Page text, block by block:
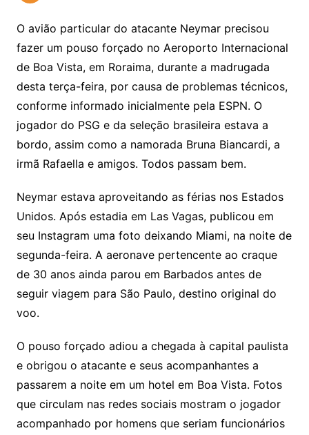
O avião particular do atacante Neymar precisou
fazer um pouso forçado no Aeroporto Internacional
de Boa Vista, em Roraima, durante a madrugada
desta terça-feira, por causa de problemas técnicos,
conforme informado inicialmente pela ESPN. O
jogador do PSG e da seleção brasileira estava a
bordo, assim como a namorada Bruna Biancardi, a
irmã Rafaella e amigos. Todos passam bem.
Neymar estava aproveitando as férias nos Estados
Unidos. Após estadia em Las Vagas, publicou em
seu Instagram uma foto deixando Miami, na noite de
segunda-feira. A aeronave pertencente ao craque
de 30 anos ainda parou em Barbados antes de
seguir viagem para São Paulo, destino original do
voo.
O pouso forçado adiou a chegada à capital paulista
e obrigou o atacante e seus acompanhantes a
passarem a noite em um hotel em Boa Vista. Fotos
que circulam nas redes sociais mostram o jogador
acompanhado por homens que seriam funcionários